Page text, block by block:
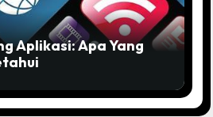
Aplikasi: Apa Yang